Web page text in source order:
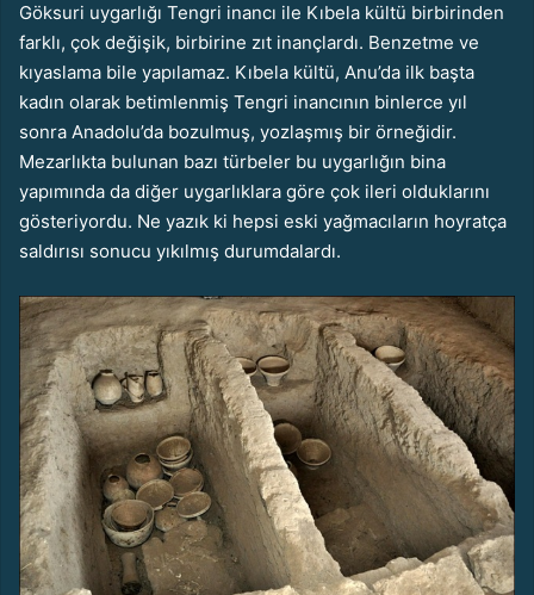
Göksuri uygarlığı Tengri inancı ile Kıbela kültü birbirinden
farklı, çok değişik, birbirine zıt inançlardı. Benzetme ve
kıyaslama bile yapılamaz. Kıbela kültü, Anu’da ilk başta
kadın olarak betimlenmiş Tengri inancının binlerce yıl
sonra Anadolu’da bozulmuş, yozlaşmış bir örneğidir.
Mezarlıkta bulunan bazı türbeler bu uygarlığın bina
yapımında da diğer uygarlıklara göre çok ileri olduklarını
gösteriyordu. Ne yazık ki hepsi eski yağmacıların hoyratça
saldırısı sonucu yıkılmış durumdalardı.